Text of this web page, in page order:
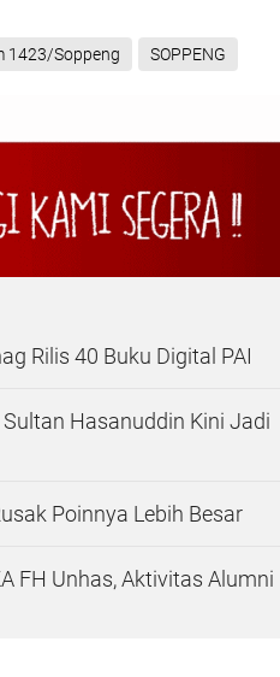
1423/Soppeng SOPPENG
Rilis 40 Buku Digital PAI
Hasanuddin Kini Jadi
Poinnya Lebih Besar
FH Unhas, Aktivitas Alumni